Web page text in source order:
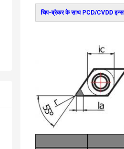
चिप-ब्रेकर के साथ PCD/CVDD